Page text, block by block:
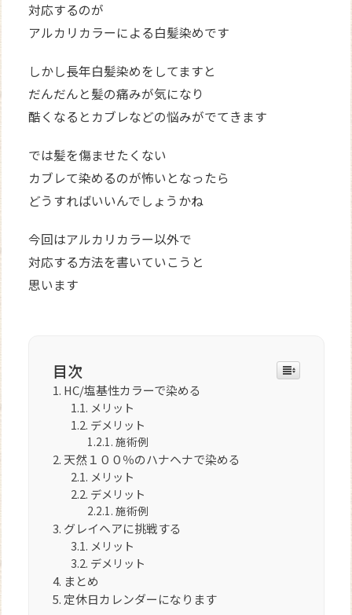
対応するのが
アルカリカラーによる白髪染めです
しかし長年白髪染めをしてますと
だんだんと髪の痛みが気になり
酷くなるとカブレなどの悩みがでてきます
では髪を傷ませたくない
カブレて染めるのが怖いとなったら
どうすればいいんでしょうかね
今回はアルカリカラー以外で
対応する方法を書いていこうと
思います
目次
HC/塩基性カラーで染める
メリット
デメリット
施術例
天然１００％のハナヘナで染める
メリット
デメリット
施術例
グレイヘアに挑戦する
メリット
デメリット
まとめ
定休日カレンダーになります